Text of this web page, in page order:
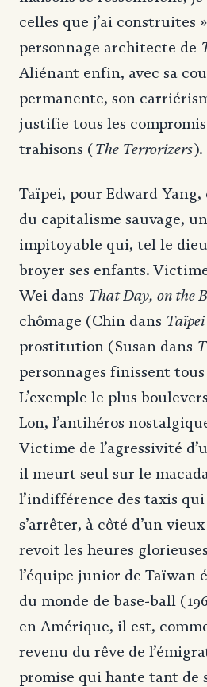
celles que j’ai construites
personnage architecte de
Aliénant enfin, avec sa
permanente, son
justifie tous les
trahisons (The Terrorizers).
Taïpei, pour Edward Yang,
du capitalisme sauvage,
impitoyable qui, tel le
broyer ses enfants.
Wei dans That Day, on the
chômage (Chin dans
prostitution (Susan dans
personnages finissent
L’exemple le plus
Lon, l’antihéros
Victime de l’agressivité
il meurt seul sur le
l’indifférence des taxis
s’arrêter, à côté d’un
revoit les heures
l’équipe junior de Taïwan
du monde de base-ball
en Amérique, il est,
revenu du rêve de
promise qui hante tant de